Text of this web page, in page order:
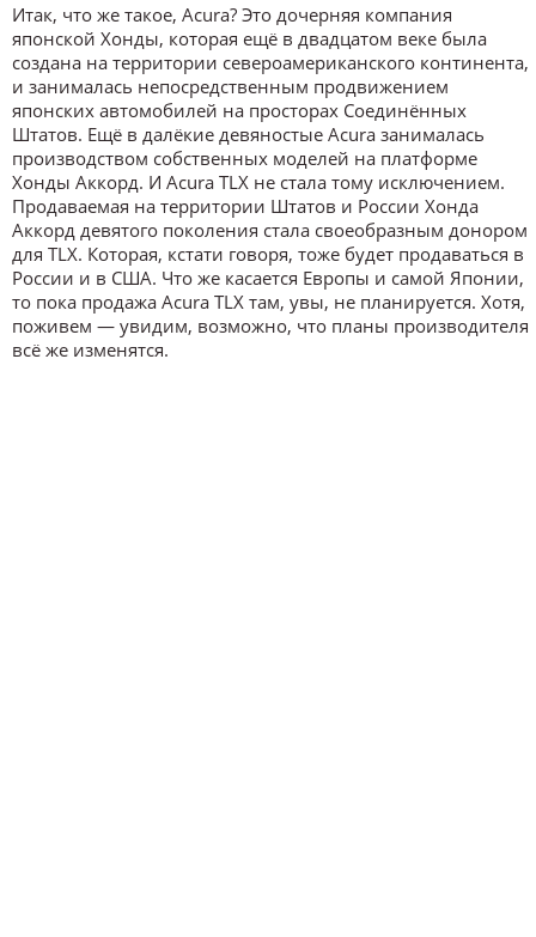
Итак, что же такое, Acura? Это дочерняя компания
японской Хонды, которая ещё в двадцатом веке была
создана на территории североамериканского континента,
и занималась непосредственным продвижением
японских автомобилей на просторах Соединённых
Штатов. Ещё в далёкие девяностые Acura занималась
производством собственных моделей на платформе
Хонды Аккорд. И Acura TLX не стала тому исключением.
Продаваемая на территории Штатов и России Хонда
Аккорд девятого поколения стала своеобразным донором
для TLX. Которая, кстати говоря, тоже будет продаваться в
России и в США. Что же касается Европы и самой Японии,
то пока продажа Acura TLX там, увы, не планируется. Хотя,
поживем ― увидим, возможно, что планы производителя
всё же изменятся.